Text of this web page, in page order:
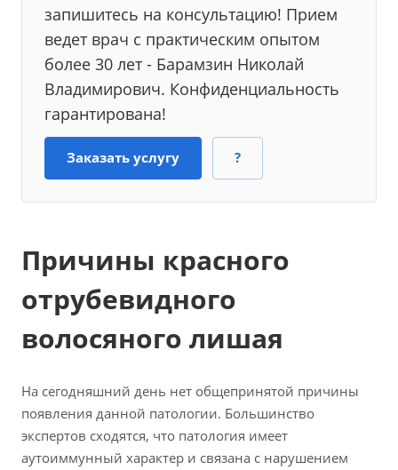
запишитесь на консультацию! Прием
ведет врач с практическим опытом
более 30 лет - Барамзин Николай
Владимирович. Конфиденциальность
гарантирована!
Заказать услугу ?
Причины красного
отрубевидного
волосяного лишая
На сегодняшний день нет общепринятой причины
появления данной патологии. Большинство
экспертов сходятся, что патология имеет
аутоиммунный характер и связана с нарушением